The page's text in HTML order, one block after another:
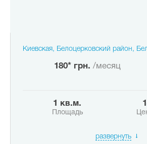
Киевская, Белоцерковский район,
180* грн. /месяц
1 кв.м.
Площадь
развернуть